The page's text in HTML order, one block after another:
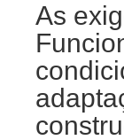
As